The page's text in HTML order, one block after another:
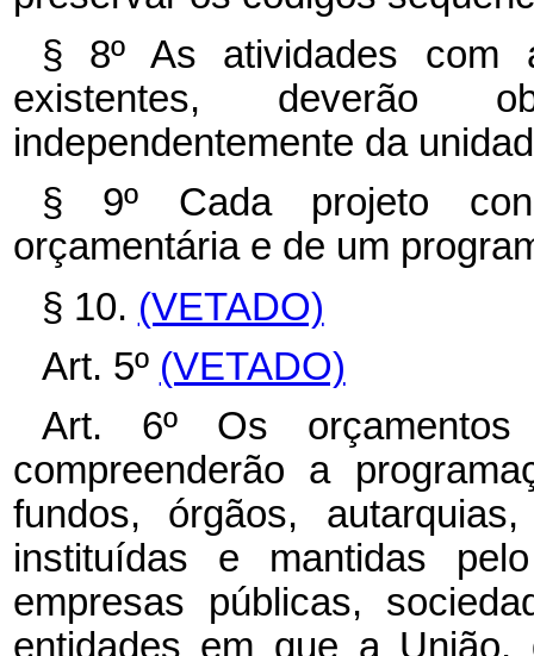
§ 8º As atividades com
existentes, deverão
independentemente da
§ 9º Cada projeto
orçamentária e de um
§ 10. (VETADO)
Art. 5º (VETADO)
Art. 6º Os
compreenderão a
fundos, órgãos,
instituídas e mantidas
empresas públicas,
entidades em que a União,